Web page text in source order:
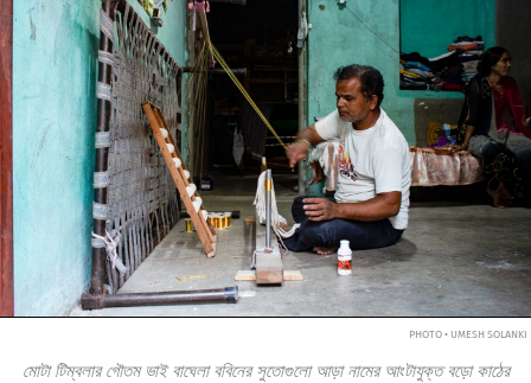
PHOTO • UMESH SOLANKI
মোটা টিম্বলার গৌতম ভাই বাঘেলা ববিনের সুতোগুলো আড়া নামের আংটাযুক্ত বড়ো কাঠের